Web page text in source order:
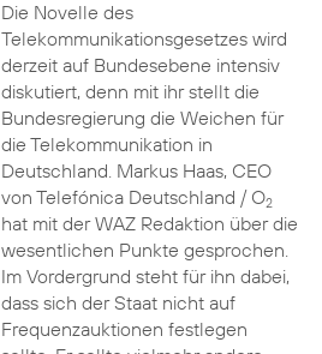
Die Novelle des
Telekommunikationsgesetzes wird
derzeit auf Bundesebene intensiv
diskutiert, denn mit ihr stellt die
Bundesregierung die Weichen für
die Telekommunikation in
Deutschland. Markus Haas, CEO
von Telefónica Deutschland / O2
hat mit der WAZ Redaktion über die
wesentlichen Punkte gesprochen.
Im Vordergrund steht für ihn dabei,
dass sich der Staat nicht auf
Frequenzauktionen festlegen